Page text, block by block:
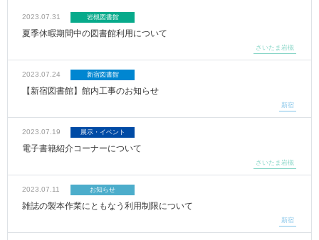
2023.07.31 岩槻図書館
夏季休暇期間中の図書館利用について
さいたま岩槻
2023.07.24 新宿図書館
【新宿図書館】館内工事のお知らせ
新宿
2023.07.19 展示・イベント
電子書籍紹介コーナーについて
さいたま岩槻
2023.07.11 お知らせ
雑誌の製本作業にともなう利用制限について
新宿